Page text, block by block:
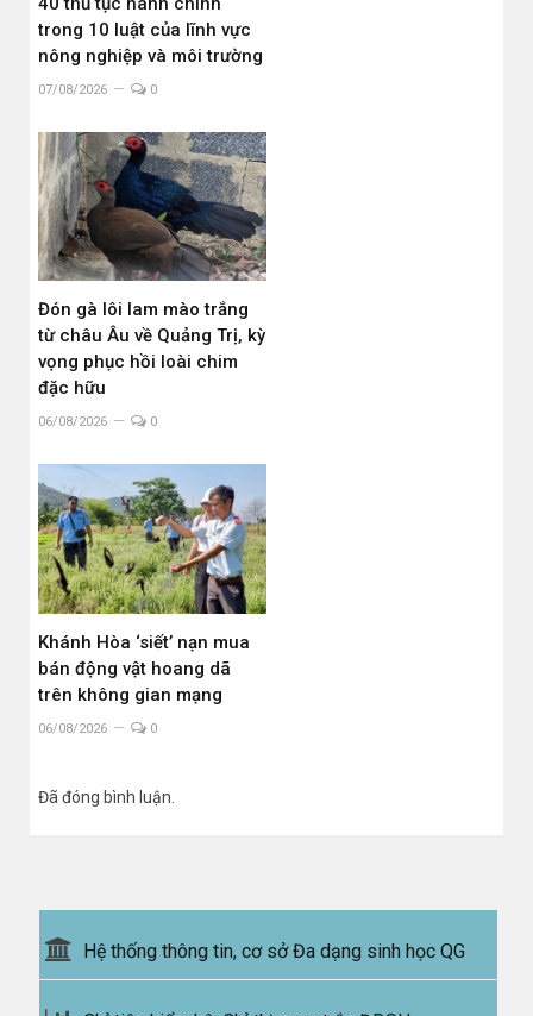
trong 10 luật của lĩnh vực
nông nghiệp và môi trường
07/08/2026 0
Đón gà lôi lam mào trắng
từ châu Âu về Quảng Trị, kỳ
vọng phục hồi loài chim
đặc hữu
06/08/2026 0
Khánh Hòa ‘siết’ nạn mua
bán động vật hoang dã
trên không gian mạng
06/08/2026 0
Đã đóng bình luận.
Hệ thống thông tin, cơ sở Đa dạng sinh học QG